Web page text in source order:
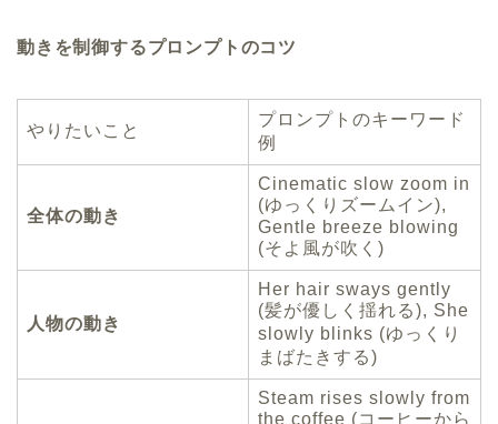
動きを制御するプロンプトのコツ
やりたいこと
プロンプトのキーワード
例
全体の動き
Cinematic slow zoom in
(ゆっくりズームイン),
Gentle breeze blowing
(そよ風が吹く)
人物の動き
Her hair sways gently
(髪が優しく揺れる), She
slowly blinks (ゆっくり
まばたきする)
Steam rises slowly from
the coffee (コーヒーから